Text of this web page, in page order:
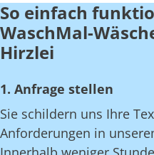
So einfach
WaschMal-
Hirzlei
1. Anfrage stellen
Sie schildern uns Ihre
Anforderungen in